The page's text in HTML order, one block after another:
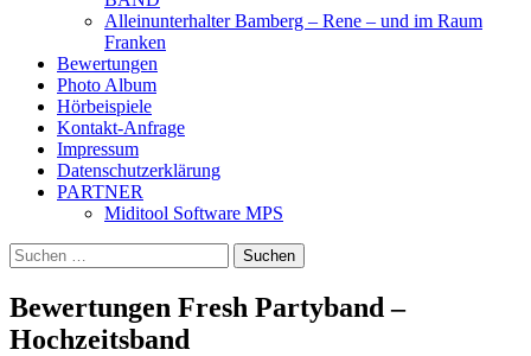
Band – DeeJay- Schweinfurt
Bamberg Bayreuth Würzburg
Bad Kissingen Kumlbach
Nürnberg Coburg Lichtenfels
Meiningen Hildburghausen
Erlangen Sonneberg Bad
Neustadt Fulda Bad Brückenau
Gemünden Lohr am Main Bad
Alleinunterhalter Bamberg – Rene – und im Raum
Franken
Bewertungen
Photo Album
Hörbeispiele
Kontakt-Anfrage
Impressum
Datenschutzerklärung
PARTNER
Miditool Software MPS
Suchen
nach:
Bewertungen Fresh Partyband –
Hochzeitsband